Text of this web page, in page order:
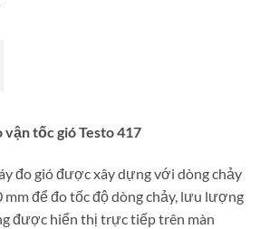
tốc gió Testo 417
đo gió được xây dựng với dòng chảy
để đo tốc độ dòng chảy, lưu lượng
được hiển thị trực tiếp trên màn